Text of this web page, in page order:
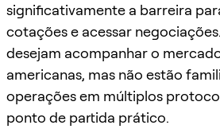
significativamente a barreira
cotações e acessar
desejam acompanhar o
americanas, mas não estão
operações em múltiplos
ponto de partida prático.